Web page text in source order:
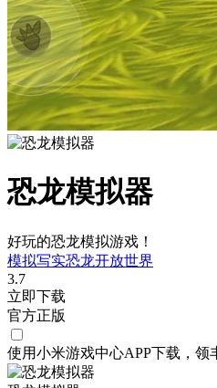
恐龙模拟器
好玩的恐龙模拟游戏！
模拟写实恐龙开放世界
3.7
立即下载
官方正版
使用小米游戏中心APP下载 ，领